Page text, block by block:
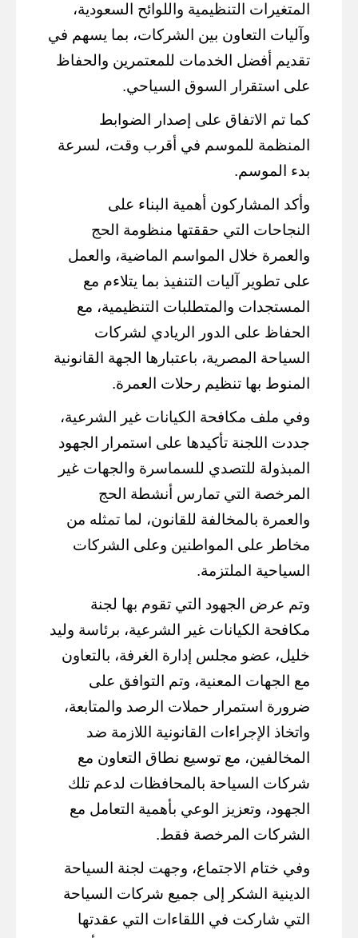
المتغيرات التنظيمية واللوائح السعودية،
وآليات التعاون بين الشركات، بما يسهم في
تقديم أفضل الخدمات للمعتمرين والحفاظ
على استقرار السوق السياحي.
كما تم الاتفاق على إصدار الضوابط
المنظمة للموسم في أقرب وقت، لسرعة
بدء الموسم.
وأكد المشاركون أهمية البناء على
النجاحات التي حققتها منظومة الحج
والعمرة خلال المواسم الماضية، والعمل
على تطوير آليات التنفيذ بما يتلاءم مع
المستجدات والمتطلبات التنظيمية، مع
الحفاظ على الدور الريادي لشركات
السياحة المصرية، باعتبارها الجهة القانونية
المنوط بها تنظيم رحلات العمرة.
وفي ملف مكافحة الكيانات غير الشرعية،
جددت اللجنة تأكيدها على استمرار الجهود
المبذولة للتصدي للسماسرة والجهات غير
المرخصة التي تمارس أنشطة الحج
والعمرة بالمخالفة للقانون، لما تمثله من
مخاطر على المواطنين وعلى الشركات
السياحية الملتزمة.
وتم عرض الجهود التي تقوم بها لجنة
مكافحة الكيانات غير الشرعية، برئاسة وليد
خليل، عضو مجلس إدارة الغرفة، بالتعاون
مع الجهات المعنية، وتم التوافق على
ضرورة استمرار حملات الرصد والمتابعة،
واتخاذ الإجراءات القانونية اللازمة ضد
المخالفين، مع توسيع نطاق التعاون مع
شركات السياحة بالمحافظات لدعم تلك
الجهود، وتعزيز الوعي بأهمية التعامل مع
الشركات المرخصة فقط.
وفي ختام الاجتماع، وجهت لجنة السياحة
الدينية الشكر إلى جميع شركات السياحة
التي شاركت في اللقاءات التي عقدتها